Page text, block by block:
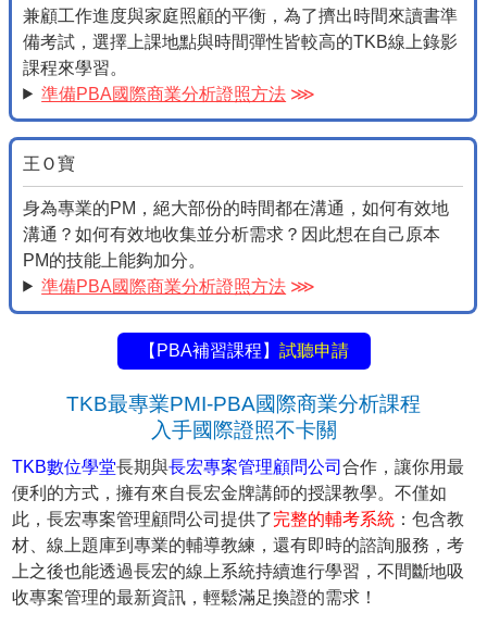
兼顧工作進度與家庭照顧的平衡，為了擠出時間來讀書準
備考試，選擇上課地點與時間彈性皆較高的TKB線上錄影
課程來學習。
準備PBA國際商業分析證照方法 ⋙
王Ｏ寶
身為專業的PM，絕大部份的時間都在溝通，如何有效地
溝通？如何有效地收集並分析需求？因此想在自己原本
PM的技能上能夠加分。
準備PBA國際商業分析證照方法 ⋙
【PBA補習課程】 試聽申請
TKB最專業PMI-PBA國際商業分析課程
入手國際證照不卡關
TKB數位學堂長期與長宏專案管理顧問公司合作，讓你用最
便利的方式，擁有來自長宏金牌講師的授課教學。不僅如
此，長宏專案管理顧問公司提供了完整的輔考系統 ：包含教
材、線上題庫到專業的輔導教練，還有即時的諮詢服務，考
上之後也能透過長宏的線上系統持續進行學習，不間斷地吸
收專案管理的最新資訊，輕鬆滿足換證的需求！